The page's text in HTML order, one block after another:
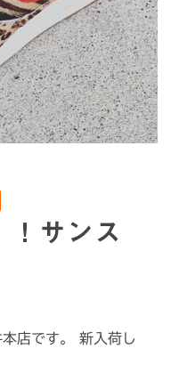
サンス
店です。 新入荷し